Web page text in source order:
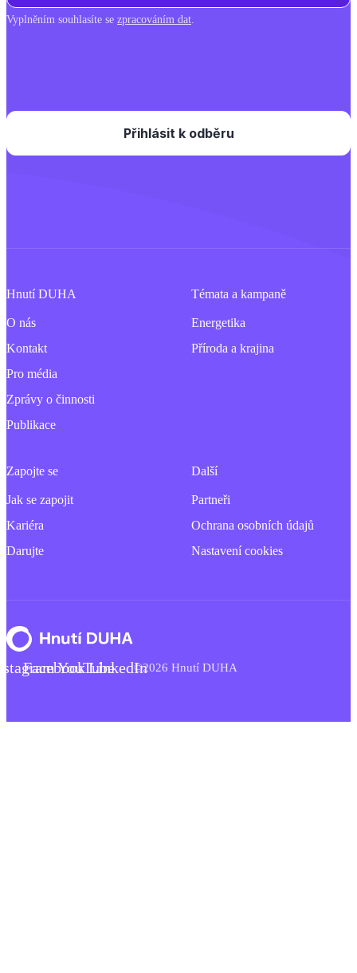
Vyplněním souhlasíte se zpracováním dat.
Hnutí DUHA
O nás
Kontakt
Pro média
Zprávy o činnosti
Publikace
Témata a kampaně
Energetika
Příroda a krajina
Zapojte se
Jak se zapojit
Kariéra
Darujte
Další
Partneři
Ochrana osobních údajů
Nastavení cookies
FacebookYouTubeLinkedIn©2026 Hnutí DUHA